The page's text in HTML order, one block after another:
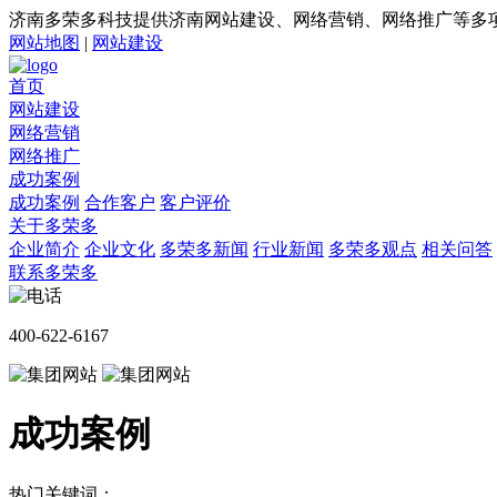
济南多荣多科技提供济南网站建设、网络营销、网络推广等多
网站地图 | 网站建设
首页
网站建设
网络营销
网络推广
成功案例
成功案例 合作客户 客户评价
关于多荣多
企业简介 企业文化 多荣多新闻 行业新闻 多荣多观点 相关问答
联系多荣多
400-622-6167
成功案例